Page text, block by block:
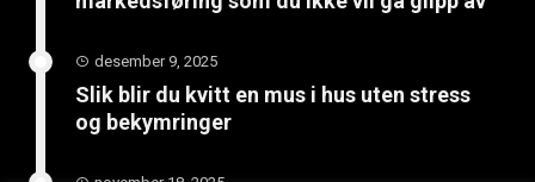
desember 9, 2025
Slik blir du kvitt en mus i hus uten stress
og bekymringer